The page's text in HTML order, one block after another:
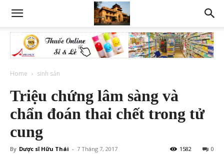
Home sinh sản
Triệu chứng lâm sàng và
chẩn đoán thai chết trong tử
cung
By Dược sĩ Hữu Thái - 7 Tháng 7, 2017 0
1582